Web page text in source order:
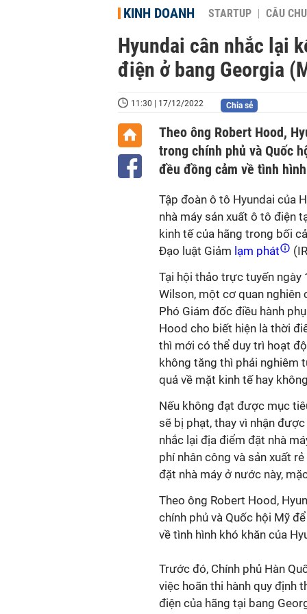
KINH DOANH STARTUP CÂU
Hyundai cân nhắc lại
điện ở bang Georgia
11:30 | 17/12/2022 Chia sẻ
Theo ông Robert Hood,
trong chính phủ và Quốc
đều đồng cảm về tình
Tập đoàn ô tô Hyundai của
nhà máy sản xuất ô tô điện
kinh tế của hãng trong bối
Đạo luật Giảm lạm phát
Tại hội thảo trực tuyến
Wilson, một cơ quan nghiên
Phó Giám đốc điều hành
Hood cho biết hiện là thời
thì mới có thể duy trì hoạt
không tăng thì phải nghiêm
quả về mặt kinh tế hay
Nếu không đạt được mục
sẽ bị phạt, thay vì nhận
nhắc lại địa điểm đặt nhà
phí nhân công và sản xuất
đặt nhà máy ở nước này,
Theo ông Robert Hood,
chính phủ và Quốc hội Mỹ
về tình hình khó khăn của
Trước đó, Chính phủ Hàn
việc hoãn thi hành quy định
điện của hãng tại bang